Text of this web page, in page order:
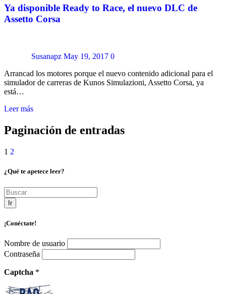
Ya disponible Ready to Race, el nuevo DLC de
Assetto Corsa
Susanapz May 19, 2017 0
Arrancad los motores porque el nuevo contenido adicional para el
simulador de carreras de Kunos Simulazioni, Assetto Corsa, ya
está…
Leer más
Paginación de entradas
1 2
¿Qué te apetece leer?
Ir
¡Conéctate!
Nombre de usuario
Contraseña
Captcha *